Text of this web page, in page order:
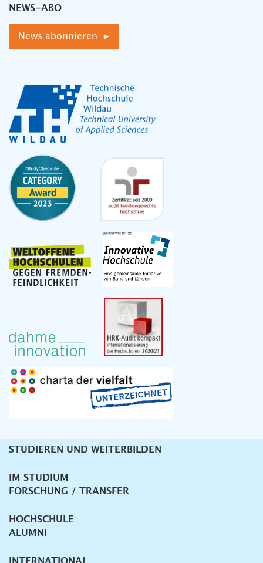
NEWS-ABO
News abonnieren ▸
Unternavigation
STUDIEREN UND WEITERBILDEN
IM STUDIUM
FORSCHUNG / TRANSFER
HOCHSCHULE
ALUMNI